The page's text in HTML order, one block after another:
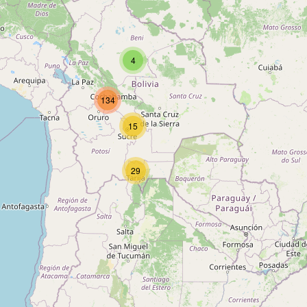
Type:university
Universidad San Francisco de
Asís
Type:university
Universidad Andina Simón
Bolívar
Type: university
Facultad de Ingeniería
4
29
15
134